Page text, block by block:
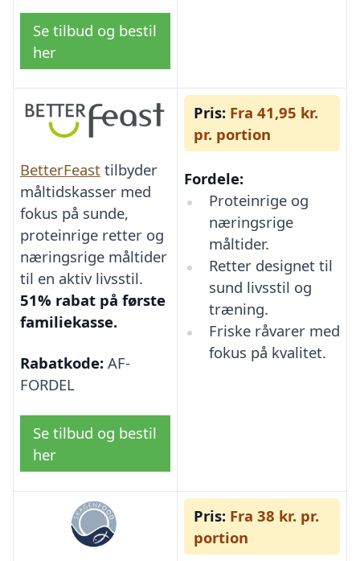
Se tilbud og bestil
her
BetterFeast tilbyder
måltidskasser med
fokus på sunde,
proteinrige retter og
næringsrige måltider
til en aktiv livsstil.
51% rabat på første
familiekasse.
Rabatkode: AF-
FORDEL
Se tilbud og bestil
her
Pris: Fra 41,95 kr.
pr. portion
Fordele:
Proteinrige og
næringsrige
måltider.
Retter designet til
sund livsstil og
træning.
Friske råvarer med
fokus på kvalitet.
Pris: Fra 38 kr. pr.
portion